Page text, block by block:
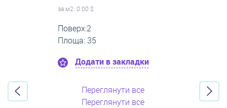
за м2: 8.33 $
Поверх:3
Площа: 60
Додати в закладки
Переглянути все
Переглянути все